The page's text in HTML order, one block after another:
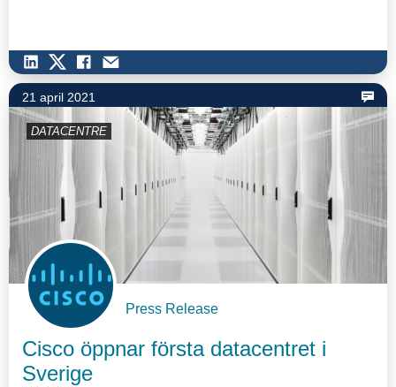
21 april 2021
DATACENTRE
Press Release
Cisco öppnar första datacentret i
Sverige